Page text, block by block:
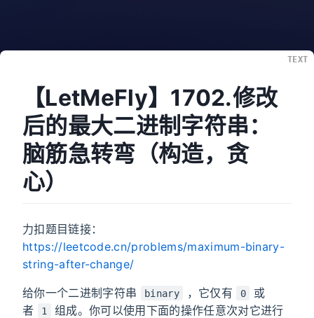
【LetMeFly】1702.修改
后的最大二进制字符串：
脑筋急转弯（构造，贪
心）
力扣题目链接：
https://leetcode.cn/problems/maximum-binary-
string-after-change/
给你一个二进制字符串 binary ，它仅有 0
或
者
1
组成。你可以使用下面的操作任意次对它进行
TEXT